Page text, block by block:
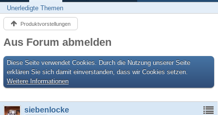
Unerledigte Themen
Produktvorstellungen
Aus Forum abmelden
Diese Seite verwendet Cookies. Durch die Nutzung unserer Seite
erklären Sie sich damit einverstanden, dass wir Cookies setzen.
Weitere Informationen
siebenlocke